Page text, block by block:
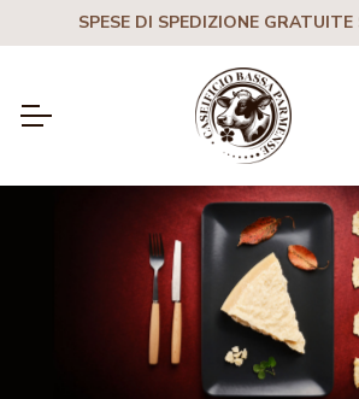
SPESE DI SPEDIZIONE